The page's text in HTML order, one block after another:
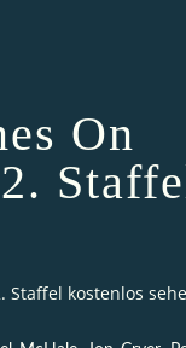
On
Staffel kostenlos